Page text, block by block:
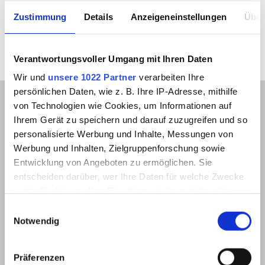
Zustimmung Details Anzeigeneinstellungen
Verantwortungsvoller Umgang mit Ihren Daten
Wir und unsere 1022 Partner verarbeiten Ihre
persönlichen Daten, wie z. B. Ihre IP-Adresse, mithilfe
von Technologien wie Cookies, um Informationen auf
Ihrem Gerät zu speichern und darauf zuzugreifen und so
personalisierte Werbung und Inhalte, Messungen von
Werbung und Inhalten, Zielgruppenforschung sowie
Entwicklung von Angeboten zu ermöglichen. Sie
entscheiden darüber, wer Ihre Daten für welche Zwecke
Trigger Symbol ändern oder widerrufen
Notwendig
Präferenzen
Newsletter Anmeldung